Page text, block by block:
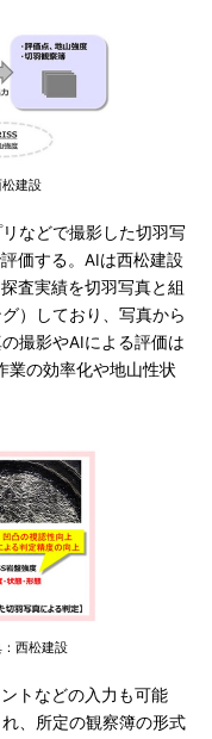
建設
などで撮影した切羽写
価する。AIは西松建設
査実績を切羽写真と組
）しており、写真から
撮影やAIによる評価は
業の効率化や地山性状
西松建設
トなどの入力も可能
、所定の観察簿の形式